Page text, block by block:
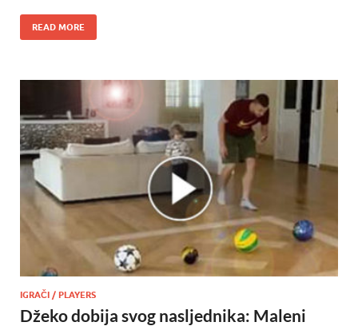
READ MORE
IGRAČI / PLAYERS
Džeko dobija svog nasljednika: Maleni